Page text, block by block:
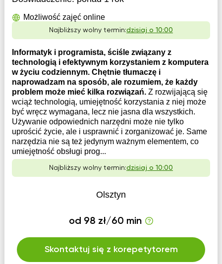
Możliwość zajęć online
Najbliższy wolny termin:dzisiaj o 10:00
Informatyk i programista, ściśle związany z
technologią i efektywnym korzystaniem z komputera
w życiu codziennym. Chętnie tłumaczę i
naprowadzam na sposób, ale rozumiem, że każdy
problem może mieć kilka rozwiązań. Z rozwijającą się
wciąż technologią, umiejętność korzystania z niej może
być wręcz wymagana, lecz nie jasna dla wszystkich.
Używanie odpowiednich narzędni może nie tylko
uprościć życie, ale i usprawnić i zorganizować je. Same
narzędzia nie są też jedynym ważnym elementem, co
umiejętność obsługi prog...
Najbliższy wolny termin:dzisiaj o 10:00
Olsztyn
od 98 zł/60 min
Skontaktuj się z korepetytorem